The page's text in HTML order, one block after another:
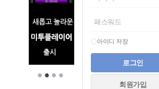
••••
아이디 저장
회원가입